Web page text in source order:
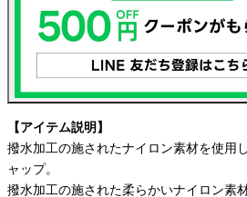
【アイテム説明】
撥水加工の施されたナイロン素材を使用
ャップ。
撥水加工の施された柔らかいナイロン素材